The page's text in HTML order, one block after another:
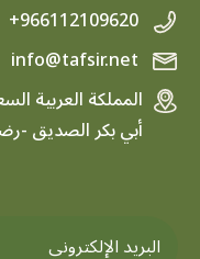
+966112109620
info@tafsir.net
المملكة العربية
أبي بكر الصديق -